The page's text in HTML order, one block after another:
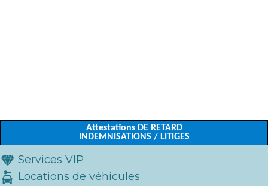
Attestations DE RETARD
INDEMNISATIONS / LITIGES
Services VIP
Locations de véhicules